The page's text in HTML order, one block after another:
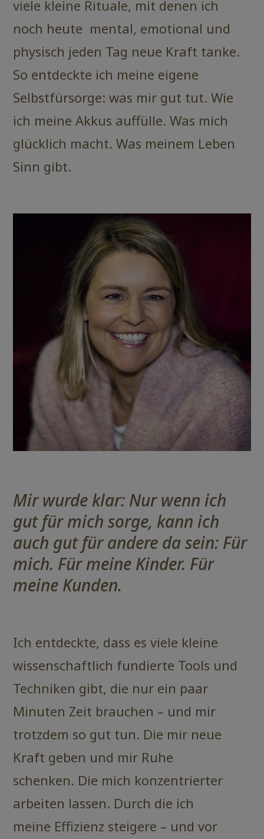
viele kleine Rituale, mit denen ich
noch heute mental, emotional und
physisch jeden Tag neue Kraft tanke.
So entdeckte ich meine eigene
Selbstfürsorge: was mir gut tut. Wie
ich meine Akkus auffülle. Was mich
glücklich macht. Was meinem Leben
Sinn gibt.
Mir wurde klar: Nur wenn ich
gut für mich sorge, kann ich
auch gut für andere da sein: Für
mich. Für meine Kinder. Für
meine Kunden.
Ich entdeckte, dass es viele kleine
wissenschaftlich fundierte Tools und
Techniken gibt, die nur ein paar
Minuten Zeit brauchen – und mir
trotzdem so gut tun. Die mir neue
Kraft geben und mir Ruhe
schenken. Die mich konzentrierter
arbeiten lassen. Durch die ich
meine Effizienz steigere – und vor